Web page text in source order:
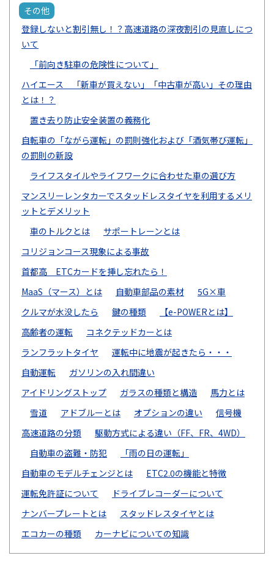
その他
登録しないと割引無し！？高速道路の深夜割引の見直しにつ
いて
「前向き駐車の危険性について」
ハイエース 「新車が買えない」「中古車が高い」その理由
とは！？
置き去り防止安全装置の義務化
自転車の「ながら運転」の罰則強化および「酒気帯び運転」
の罰則の新設
ライフスタイルやライフワークに合わせた車の選び方
マンスリーレンタカーでスタッドレスタイヤを利用するメリ
ットとデメリット
車のトルクとは
サポートレーンとは
コリジョンコース現象による事故
首都高 ETCカードを挿し忘れたら！
MaaS（マース）とは
自動車部品の素材
5G×車
クルマが水没したら
鍵の種類
【e-POWERとは】
高齢者の運転
コネクテッドカーとは
ランフラットタイヤ
運転中に地震が起きたら・・・
自動運転
ガソリンの入れ間違い
アイドリングストップ
ガラスの種類と構造
馬力とは
雪道
アドブルーとは オプションの違い
信号機
高速道路の分類
駆動方式による違い（FF、FR、4WD）
自動車の盗難・防犯
「雨の日の運転」
自動車のモデルチェンジとは
ETC2.0の機能と特徴
運転免許証について
ドライブレコーダーについて
ナンバープレートとは
スタッドレスタイヤとは
エコカーの種類
カーナビについての知識